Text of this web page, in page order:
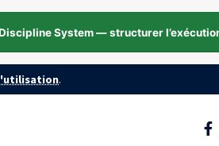
System — structurer
.